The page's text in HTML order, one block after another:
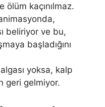
ölüm kaçınılmaz.
beliriyor ve bu,
başladığını
yoksa, kalp
geri gelmiyor.